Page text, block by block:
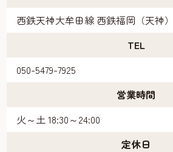
西鉄天神大牟田線 西鉄福岡（天神
TEL
050-5479-7925
営業時間
火～土 18:30～24:00
定休日